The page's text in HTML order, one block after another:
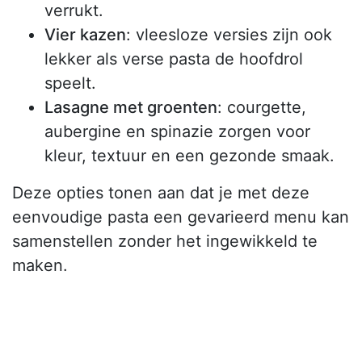
verrukt.
Vier kazen: vleesloze versies zijn ook
lekker als verse pasta de hoofdrol
speelt.
Lasagne met groenten: courgette,
aubergine en spinazie zorgen voor
kleur, textuur en een gezonde smaak.
Deze opties tonen aan dat je met deze
eenvoudige pasta een gevarieerd menu kan
samenstellen zonder het ingewikkeld te
maken.